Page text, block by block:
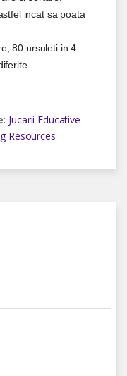
incat sa poata
80 ursuleti in 4
Jucarii Educative
Resources